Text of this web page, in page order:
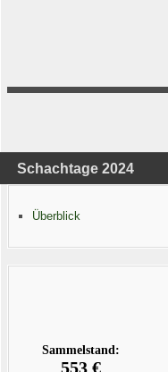
Schachtage 2024
Überblick